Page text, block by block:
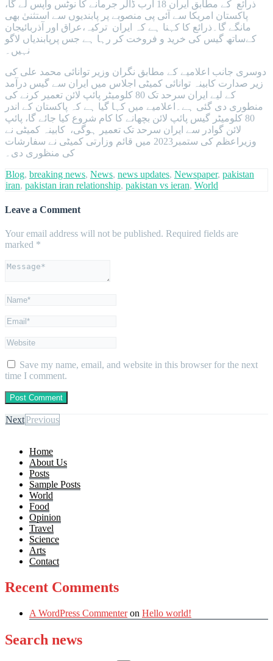
ذرائع کے مطابق ایران 18 ارب ڈالر جرمانے کا نوٹس واپس لے گا،
پاکستان امریکا سے آئی پی منصوبے پر پابندیوں سے استثنیٰ بھی
مانگے گا۔ذرائع کا کہنا ہے کہ ایران ترکیہ،عراق اور آذربائیجان
کےساتھ گیس کی خرید و فروخت کر رہا ہے جس پرپابندیاں لاگو
نہیں۔
دوسری جانب اعلامیے کے مطابق نگران وزیر توانائی محمد علی کی
زیر صدارت کابینہ توانائی کمیٹی اجلاس میں ایران سے گیس درآمد
کے لیے ایران سرحد تک 80 کلومیٹر پائپ لائن تعمیر کرنے کی
منطوری دی گئی ہے۔اعلامیے میں کہا گیا ہے کہ پاکستان کے اندر
80 کلومیٹر گیس پائپ لائن بچھانے کا کام شروع کیا جائے گا، پائپ
لائن گوادر سے ایران سرحد تک تعمیر ہوگی، کابینہ کمیٹی نے
وزیراعظم کی ستمبر2023 میں قائم وزارتی کمیٹی نے سفارشات
کی منظوری دی۔
Blog, breaking news, News, news updates, Newspaper, pakistan
iran, pakistan iran relationship, pakistan vs ieran, World
Leave a Comment
Your email address will not be published. Required fields are
marked *
Save my name, email, and website in this browser for the next
time I comment.
NextPrevious
Home
About Us
Posts
Sample Posts
World
Food
Opinion
Travel
Science
Arts
Contact
Recent Comments
A WordPress Commenteron Hello world!
Search news